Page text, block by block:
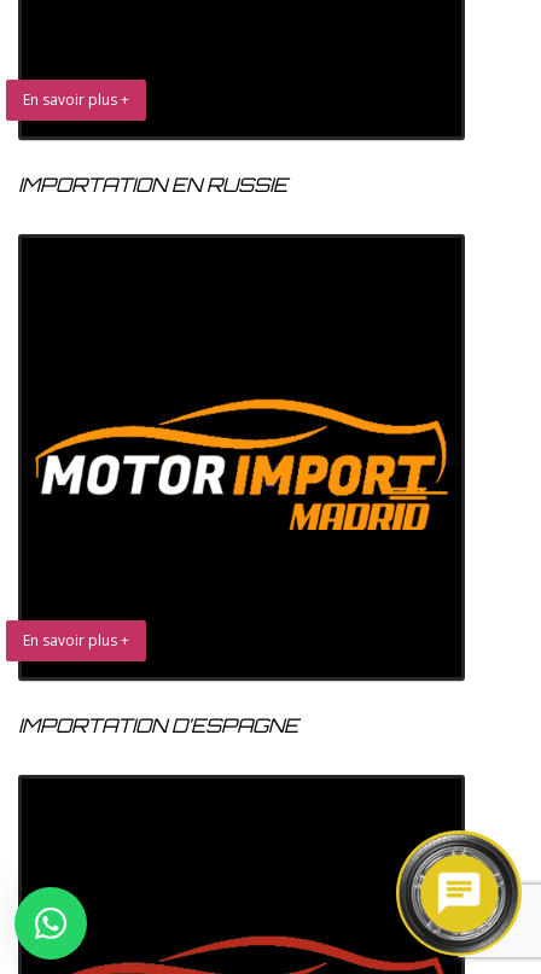
En savoir plus +
IMPORTATION EN RUSSIE
En savoir plus +
IMPORTATION D’ESPAGNE